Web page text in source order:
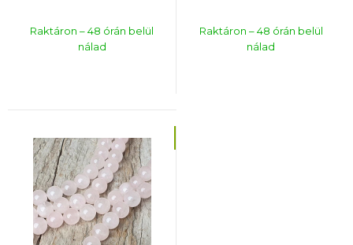
Raktáron – 48 órán belül
nálad
Raktáron – 48 órán belül
nálad